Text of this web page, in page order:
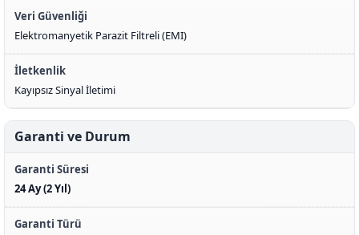
Veri Güvenliği
Elektromanyetik Parazit Filtreli (EMI)
İletkenlik
Kayıpsız Sinyal İletimi
Garanti ve Durum
Garanti Süresi
24 Ay (2 Yıl)
Garanti Türü